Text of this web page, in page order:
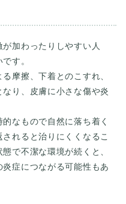
加わったりしやすい人
す。
摩擦、下着とのこすれ、
り、皮膚に小さな傷や炎
なもので自然に落ち着く
れると治りにくくなるこ
で不潔な環境が続くと、
症につながる可能性もあ